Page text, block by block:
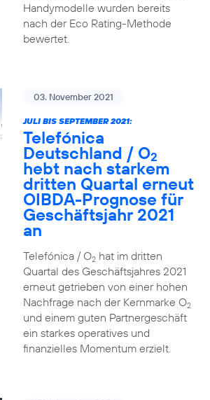
Handymodelle wurden bereits
nach der Eco Rating-Methode
bewertet.
03. November 2021
JULI BIS SEPTEMBER 2021:
Telefónica
Deutschland / O2
hebt nach starkem
dritten Quartal erneut
OIBDA-Prognose für
Geschäftsjahr 2021
an
Telefónica / O2hat im dritten
Quartal des Geschäftsjahres 2021
erneut getrieben von einer hohen
Nachfrage nach der Kernmarke O2
und einem guten Partnergeschäft
ein starkes operatives und
finanzielles Momentum erzielt.